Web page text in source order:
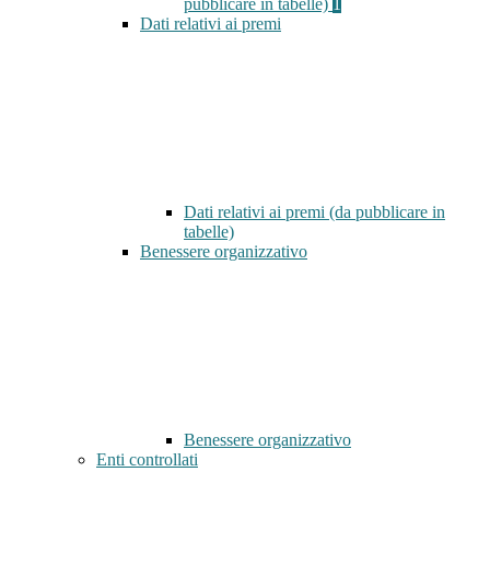
pubblicare in tabelle)
Dati relativi ai premi
Dati relativi ai premi (da pubblicare in
tabelle)
Benessere organizzativo
Benessere organizzativo
Enti controllati